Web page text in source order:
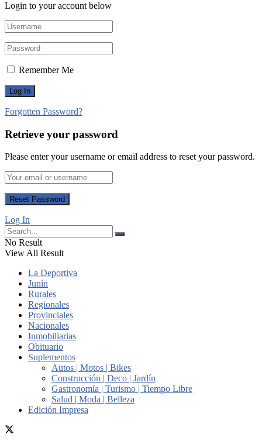
Login to your account below
Remember Me
Forgotten Password?
Retrieve your password
Please enter your username or email address to reset your password.
Log In
No Result
View All Result
La Deportiva
Junín
Rurales
Regionales
Provinciales
Nacionales
Inmobiliarias
Obituario
Suplementos
Autos | Motos | Bikes
Construcción | Deco | Jardín
Gastronomía | Turismo | Tiempo Libre
Salud | Moda | Belleza
Edición Impresa